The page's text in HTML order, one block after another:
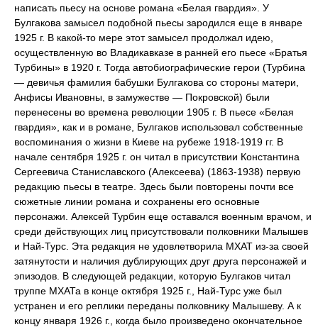
написать пьесу на основе романа «Белая гвардия». У
Булгакова замысел подобной пьесы зародился еще в январе
1925 г. В какой-то мере этот замысел продолжал идею,
осуществленную во Владикавказе в ранней его пьесе «Братья
Турбины» в 1920 г. Тогда автобиографические герои (Турбина
— девичья фамилия бабушки Булгакова со стороны матери,
Анфисы Ивановны, в замужестве — Покровской) были
перенесены во времена революции 1905 г. В пьесе «Белая
гвардия», как и в романе, Булгаков использовал собственные
воспоминания о жизни в Киеве на рубеже 1918-1919 гг. В
начале сентября 1925 г. он читал в присутствии Константина
Сергеевича Станиславского (Алексеева) (1863-1938) первую
редакцию пьесы в театре. Здесь были повторены почти все
сюжетные линии романа и сохранены его основные
персонажи. Алексей Турбин еще оставался военным врачом, и
среди действующих лиц присутствовали полковники Малышев
и Най-Турс. Эта редакция не удовлетворила МХАТ из-за своей
затянутости и наличия дублирующих друг друга персонажей и
эпизодов. В следующей редакции, которую Булгаков читал
труппе МХАТа в конце октября 1925 г., Най-Турс уже был
устранен и его реплики переданы полковнику Малышеву. А к
концу января 1926 г., когда было произведено окончательное